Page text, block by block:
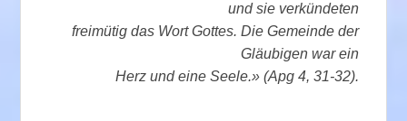
und sie verkündeten
freimütig das Wort Gottes. Die Gemeinde der
Gläubigen war ein
Herz und eine Seele.» (Apg 4, 31-32).